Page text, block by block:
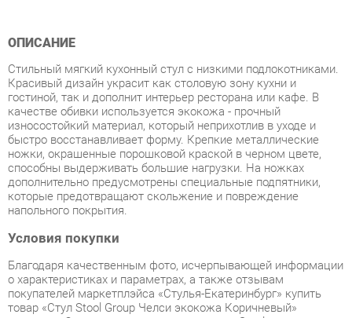
Красивый дизайн украсит как столовую зону кухни и
гостиной, так и дополнит интерьер ресторана или кафе. В
качестве обивки используется экокожа - прочный
износостойкий материал, который неприхотлив в уходе и
быстро восстанавливает форму. Крепкие металлические
ножки, окрашенные порошковой краской в черном цвете,
способны выдерживать большие нагрузки. На ножках
дополнительно предусмотрены специальные подпятники,
которые предотвращают скольжение и повреждение
напольного покрытия.
Условия покупки
Благодаря качественным фото, исчерпывающей информации
покупателей маркетплэйса «Стулья-Екатеринбург» купить
категории Стулья для кухни производства Stool group с
доставкой из Екатеринбурга по цене со скидкой и гарантией
от производителя не составит труда.